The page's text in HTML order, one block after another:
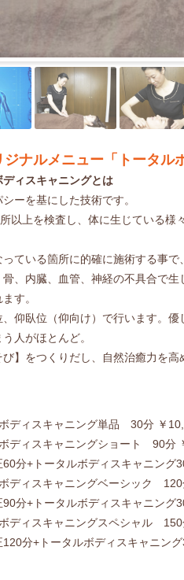
ナルメニュー「トータル
ディスキャニングとは
ーを基にした技術です。
以上を検査し、体に生じている様
ている箇所に的確に施術する事
、内臓、血管、神経の不具合で
す。
、仰臥位（仰向け）で行います。
人がほとんど。
】をつくりだし、自然治癒力を高
ディスキャニング単品 30分 ￥
ディスキャニングショート 90分
分+トータルボディスキャニング
ディスキャニングベーシック
分+トータルボディスキャニング
ディスキャニングスペシャル
分+トータルボディスキャニング